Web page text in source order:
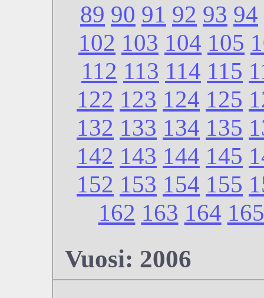
89 90 91 92 93 94
102 103 104 105
112 113 114 115
122 123 124 125
132 133 134 135
142 143 144 145
152 153 154 155
162 163 164 165
Vuosi: 2006